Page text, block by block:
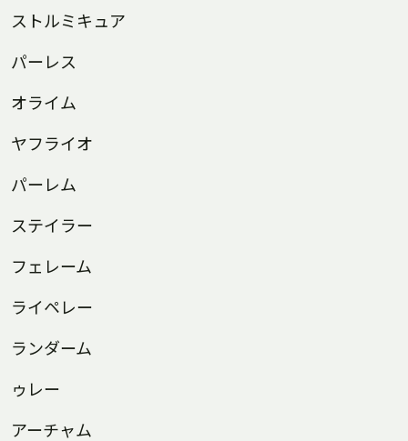
ストルミキュア
パーレス
オライム
ヤフライオ
パーレム
ステイラー
フェレーム
ライペレー
ランダーム
ゥレー
アーチャム